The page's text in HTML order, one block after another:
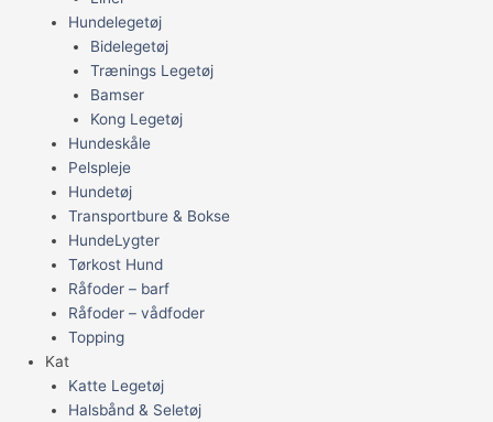
Hundelegetøj
Bidelegetøj
Trænings Legetøj
Bamser
Kong Legetøj
Hundeskåle
Pelspleje
Hundetøj
Transportbure & Bokse
HundeLygter
Tørkost Hund
Råfoder – barf
Råfoder – vådfoder
Topping
Kat
Katte Legetøj
Halsbånd & Seletøj